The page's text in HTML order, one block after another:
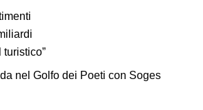
nel Golfo dei Poeti con Soges